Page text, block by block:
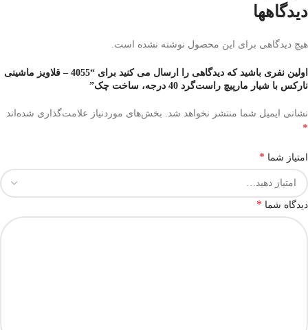
دیدگاهها
هیچ دیدگاهی برای این محصول نوشته نشده است.
اولین نفری باشید که دیدگاهی را ارسال می کنید برای “4055 – قلاویز ماشینی
نارکس با شیار مارپیچ راست‌گرد 40 درجه، ساخت چک”
نشانی ایمیل شما منتشر نخواهد شد. بخش‌های موردنیاز علامت‌گذاری شده‌اند
*
امتیاز شما *
دیدگاه شما *